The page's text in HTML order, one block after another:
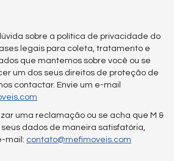
sobre a política de privacidade do
legais para coleta, tratamento e
que mantemos sobre você ou se
um dos seus direitos de proteção de
contactar. Envie um e-mail
uma reclamação ou se acha que M &
seus dados de maneira satisfatória,
mail: contato@mefimoveis.com